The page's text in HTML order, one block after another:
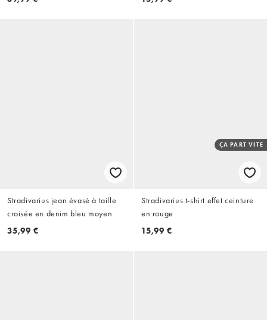
Stradivarius jean évasé à taille
croisée en denim bleu moyen
35,99 €
ÇA PART VITE
Stradivarius t-shirt effet ceinture
en rouge
15,99 €